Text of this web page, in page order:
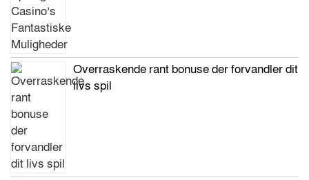
Overraskende rant bonuse der forvandler dit
livs spil